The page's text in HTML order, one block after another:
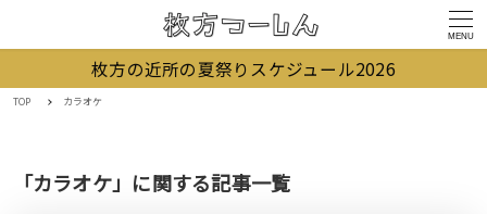
MENU
枚方の近所の夏祭りスケジュール2026
TOP カラオケ
「カラオケ」に関する記事一覧